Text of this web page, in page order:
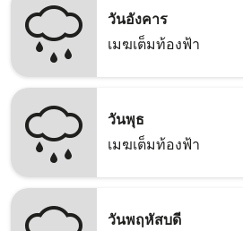
วันอังคาร
เมฆเต็มท้องฟ้า
วันพุธ
เมฆเต็มท้องฟ้า
วันพฤหัสบดี